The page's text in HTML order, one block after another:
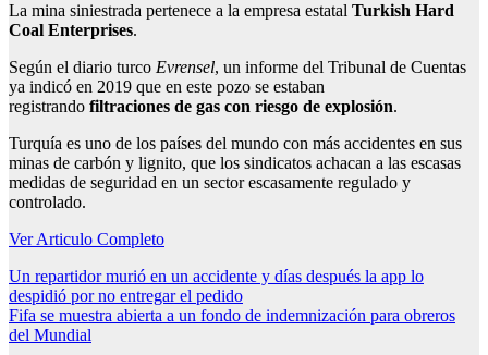
La mina siniestrada pertenece a la empresa estatal Turkish Hard
Coal Enterprises.
Según el diario turco Evrensel, un informe del Tribunal de Cuentas
ya indicó en 2019 que en este pozo se estaban
registrando filtraciones de gas con riesgo de explosión.
Turquía es uno de los países del mundo con más accidentes en sus
minas de carbón y lignito, que los sindicatos achacan a las escasas
medidas de seguridad en un sector escasamente regulado y
controlado.
Ver Articulo Completo
Navegación
de
entradas
Un repartidor murió en un accidente y días después la app lo
despidió por no entregar el pedido
Fifa se muestra abierta a un fondo de indemnización para obreros
del Mundial